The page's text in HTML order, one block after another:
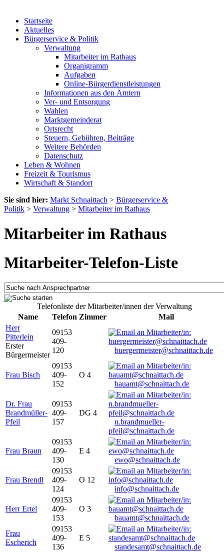
Startseite
Aktuelles
Bürgerservice & Politik
Verwaltung
Mitarbeiter im Rathaus
Organigramm
Aufgaben
Online-Bürgerdienstleistungen
Informationen aus den Ämtern
Ver- und Entsorgung
Wahlen
Marktgemeinderat
Ortsrecht
Steuern, Gebühren, Beiträge
Weitere Behörden
Datenschutz
Leben & Wohnen
Freizeit & Tourismus
Wirtschaft & Standort
Sie sind hier: Markt Schnaittach > Bürgerservice &
Politik > Verwaltung > Mitarbeiter im Rathaus
Mitarbeiter im Rathaus
Mitarbeiter-Telefon-Liste
Telefonliste der Mitarbeiter/innen der Verwaltung
Name
Telefon Zimmer
Mail
Herr
Pitterlein
Erster
Bürgermeister
09153
409-
120
buergermeister@schnaittach.de
Frau Bisch
09153
409-
152
O 4
bauamt@schnaittach.de
Dr. Frau
Brandmüller-
Pfeil
09153
409-
157
DG 4
n.brandmueller-
pfeil@schnaittach.de
Frau Braun
09153
409-
130
E 4
ewo@schnaittach.de
Frau Brendl
09153
409-
124
O 12
info@schnaittach.de
Herr Ertel
09153
409-
153
O 3
bauamt@schnaittach.de
Frau
Escherich
09153
409-
136
E 5
standesamt@schnaittach.de